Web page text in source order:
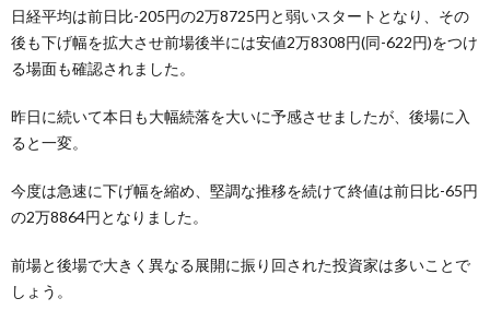
日経平均は前日比-205円の2万8725円と弱いスタートとなり、その
後も下げ幅を拡大させ前場後半には安値2万8308円(同-622円)をつけ
る場面も確認されました。
昨日に続いて本日も大幅続落を大いに予感させましたが、後場に入
ると一変。
今度は急速に下げ幅を縮め、堅調な推移を続けて終値は前日比-65円
の2万8864円となりました。
前場と後場で大きく異なる展開に振り回された投資家は多いことで
しょう。